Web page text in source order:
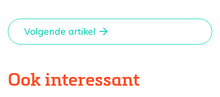
Volgende artikel
Ook interessant